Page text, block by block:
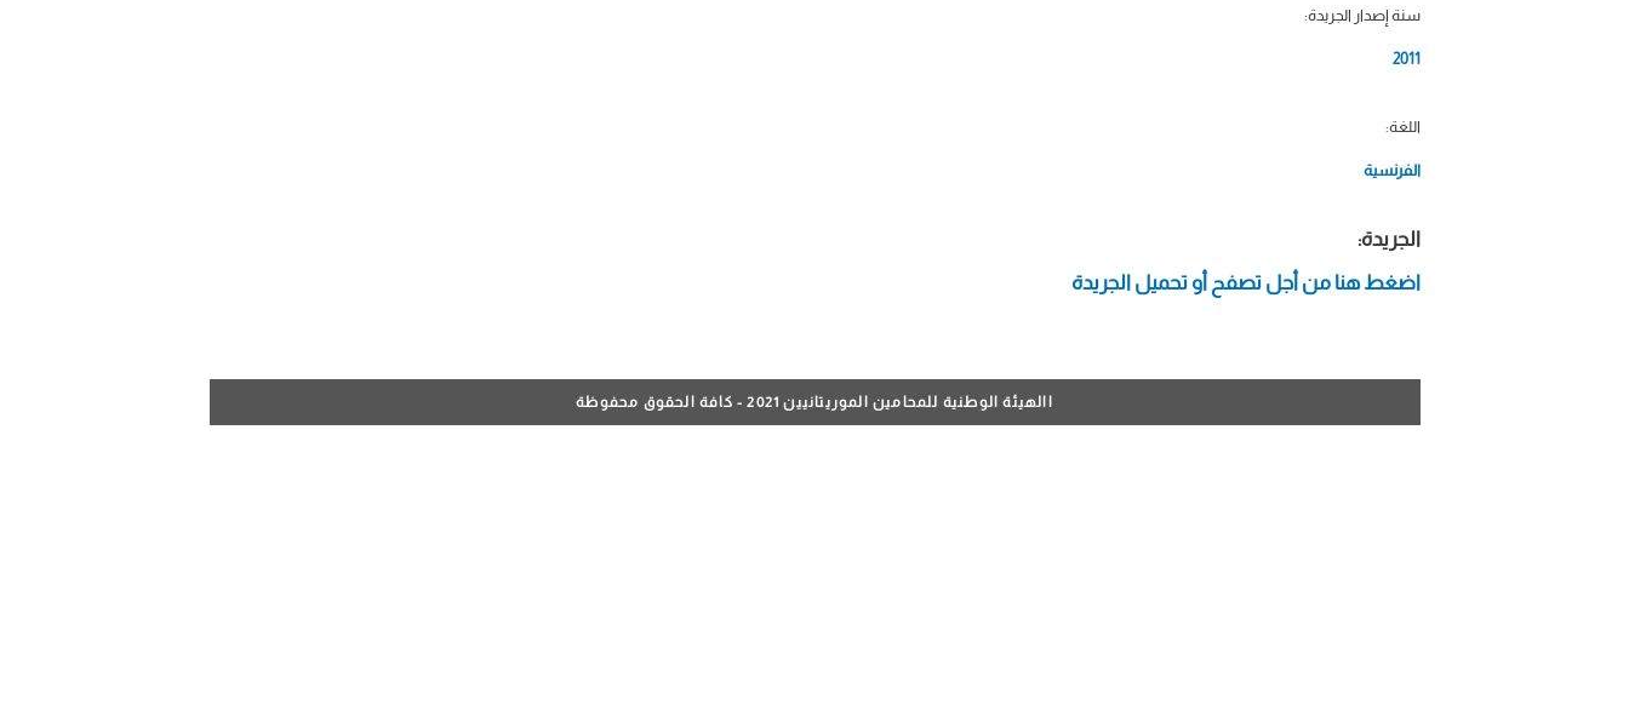
سنة إصدار الجريدة:
2011
اللغة:
الفرنسية
الجريدة:
اضغط هنا من أجل تصفح أو تحميل الجريدة
االهيئة الوطنية للمحامين الموريتانيين 2021 - كافة الحقوق محفوظة